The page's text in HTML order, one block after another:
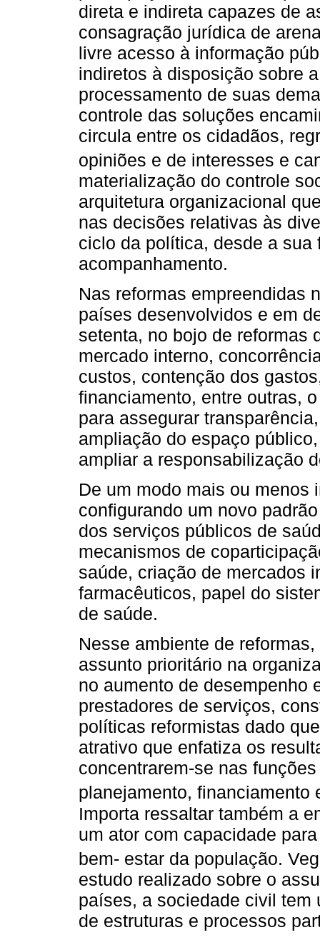
direta e indireta capazes de
consagração jurídica de
livre acesso à informação
indiretos à disposição sobre
processamento de suas
controle das soluções
circula entre os cidadãos,
opiniões e de interesses e
materialização do controle
arquitetura organizacional
nas decisões relativas às
ciclo da política, desde a sua
acompanhamento.
Nas reformas empreendidas
países desenvolvidos e em
setenta, no bojo de reformas
mercado interno,
custos, contenção dos
financiamento, entre outras,
para assegurar
ampliação do espaço
ampliar a responsabilização
De um modo mais ou
configurando um novo
dos serviços públicos de
mecanismos de
saúde, criação de mercados
farmacêuticos, papel do
de saúde.
Nesse ambiente de
assunto prioritário na
no aumento de desempenho
prestadores de serviços,
políticas reformistas dado
atrativo que enfatiza os
concentrarem-se nas
planejamento, financiamento
Importa ressaltar também a
um ator com capacidade
bem- estar da população.
estudo realizado sobre o
países, a sociedade civil tem
de estruturas e processos